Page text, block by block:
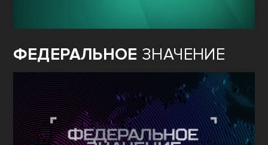
ФЕДЕРАЛЬНОЕ ЗНАЧЕНИЕ